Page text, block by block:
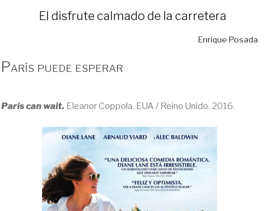
El disfrute calmado de la carretera
Enrique Posada
París puede esperar
Paris can wait. Eleanor Coppola. EUA / Reino Unido, 2016.